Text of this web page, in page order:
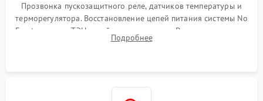
Прозвонка пускозащитного реле, датчиков температуры и
терморегулятора. Восстановление цепей питания системы No
Frost, включая ТЭН оттайки и вентилятор. Ремонт или замена
платы управления при сбоях алгоритмов.
Подробнее